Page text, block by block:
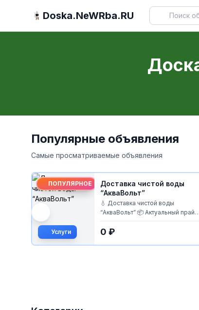
Doska.NeWRba.RU
Популярные объявления
Самые просматриваемые объявления
чистой воды
чистой воды
потребителей:
ПОПУЛЯРНОЕ
Другое
Продаю
Мороженое
Продаю
в вафельном
36 шт за 2000